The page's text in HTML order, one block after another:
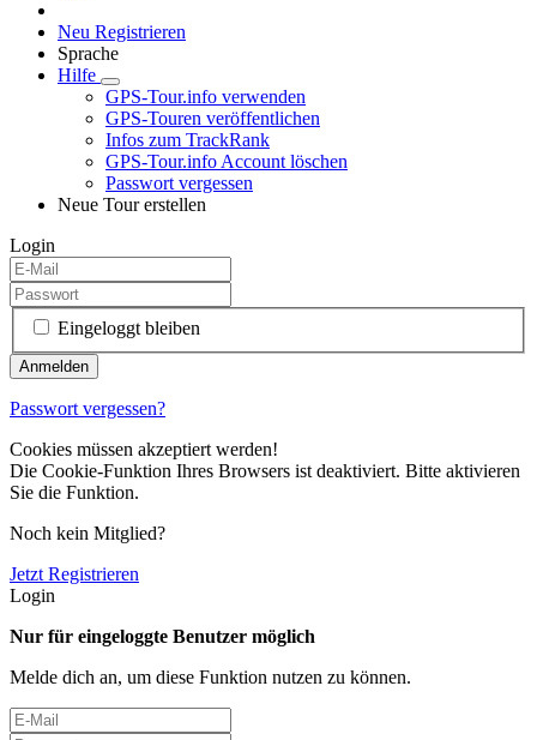
Neu Registrieren
Sprache
Hilfe
GPS-Tour.info verwenden
GPS-Touren veröffentlichen
Infos zum TrackRank
GPS-Tour.info Account löschen
Passwort vergessen
Neue Tour erstellen
Login
Eingeloggt bleiben
Passwort vergessen?
Cookies müssen akzeptiert werden!
Die Cookie-Funktion Ihres Browsers ist deaktiviert. Bitte aktivieren
Sie die Funktion.
Noch kein Mitglied?
Jetzt Registrieren
Login
Nur für eingeloggte Benutzer möglich
Melde dich an, um diese Funktion nutzen zu können.